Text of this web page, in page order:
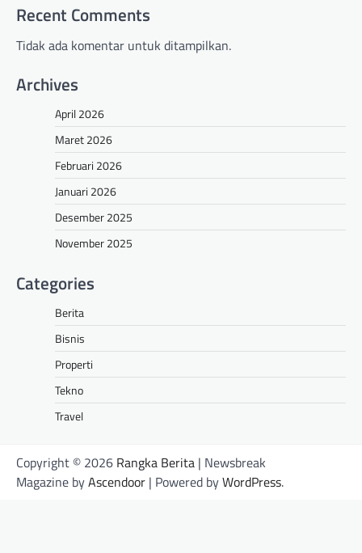
Recent Comments
Tidak ada komentar untuk ditampilkan.
Archives
April 2026
Maret 2026
Februari 2026
Januari 2026
Desember 2025
November 2025
Categories
Berita
Bisnis
Properti
Tekno
Travel
Copyright © 2026 Rangka Berita | Newsbreak
Magazine byAscendoor | Powered byWordPress.